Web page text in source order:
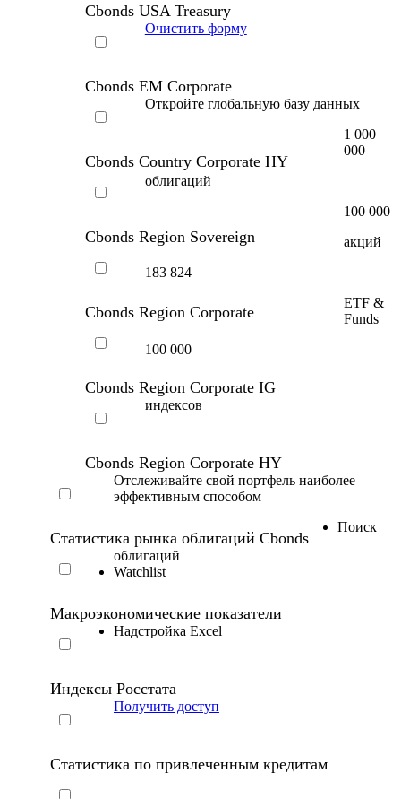
Cbonds USA Treasury
Cbonds EM Corporate
Cbonds Country Corporate HY
Cbonds Region Sovereign
Cbonds Region Corporate
Cbonds Region Corporate IG
Cbonds Region Corporate HY
Статистика рынка облигаций Cbonds
Макроэкономические показатели
Индексы Росстата
Статистика по привлеченным кредитам
Очистить форму
Откройте глобальную базу данных
1 000
000
облигаций
100 000
акций
183 824
ETF &
Funds
100 000
индексов
Отслеживайте свой портфель наиболее
эффективным способом
Поиск
облигаций
Watchlist
Надстройка Excel
Получить доступ